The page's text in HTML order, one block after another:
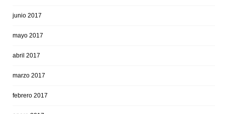
junio 2017
mayo 2017
abril 2017
marzo 2017
febrero 2017